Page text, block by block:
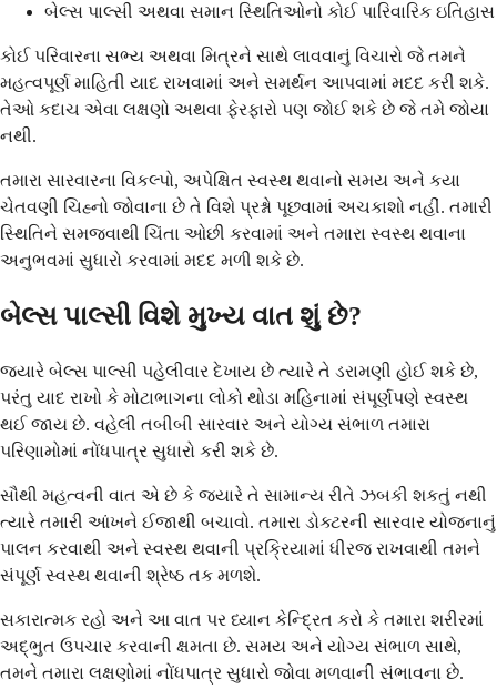
બેલ્સ પાલ્સી અથવા સમાન સ્થિતિઓનો કોઈ પારિવારિક ઇતિહાસ
કોઈ પરિવારના સભ્ય અથવા મિત્રને સાથે લાવવાનું વિચારો જે તમને
મહત્વપૂર્ણ માહિતી યાદ રાખવામાં અને સમર્થન આપવામાં મદદ કરી શકે.
તેઓ કદાચ એવા લક્ષણો અથવા ફેરફારો પણ જોઈ શકે છે જે તમે જોયા
નથી.
તમારા સારવારના વિકલ્પો, અપેક્ષિત સ્વસ્થ થવાનો સમય અને કયા
ચેતવણી ચિહ્નો જોવાના છે તે વિશે પ્રશ્નો પૂછવામાં અચકાશો નહીં. તમારી
સ્થિતિને સમજવાથી ચિંતા ઓછી કરવામાં અને તમારા સ્વસ્થ થવાના
અનુભવમાં સુધારો કરવામાં મદદ મળી શકે છે.
બેલ્સ પાલ્સી વિશે મુખ્ય વાત શું છે?
જ્યારે બેલ્સ પાલ્સી પહેલીવાર દેખાય છે ત્યારે તે ડરામણી હોઈ શકે છે,
પરંતુ યાદ રાખો કે મોટાભાગના લોકો થોડા મહિનામાં સંપૂર્ણપણે સ્વસ્થ
થઈ જાય છે. વહેલી તબીબી સારવાર અને યોગ્ય સંભાળ તમારા
પરિણામોમાં નોંધપાત્ર સુધારો કરી શકે છે.
સૌથી મહત્વની વાત એ છે કે જ્યારે તે સામાન્ય રીતે ઝબકી શકતું નથી
ત્યારે તમારી આંખને ઈજાથી બચાવો. તમારા ડોક્ટરની સારવાર યોજનાનું
પાલન કરવાથી અને સ્વસ્થ થવાની પ્રક્રિયામાં ધીરજ રાખવાથી તમને
સંપૂર્ણ સ્વસ્થ થવાની શ્રેષ્ઠ તક મળશે.
સકારાત્મક રહો અને આ વાત પર ધ્યાન કેન્દ્રિત કરો કે તમારા શરીરમાં
અદ્ભુત ઉપચાર કરવાની ક્ષમતા છે. સમય અને યોગ્ય સંભાળ સાથે,
તમને તમારા લક્ષણોમાં નોંધપાત્ર સુધારો જોવા મળવાની સંભાવના છે.